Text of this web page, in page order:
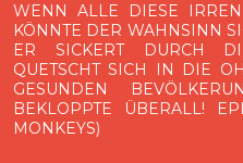
WENN ALLE DIESE
KÖNNTE DER WAHNSINN
ER SICKERT DURCH
QUETSCHT SICH IN DIE
GESUNDEN
BEKLOPPTE ÜBERALL!
MONKEYS)